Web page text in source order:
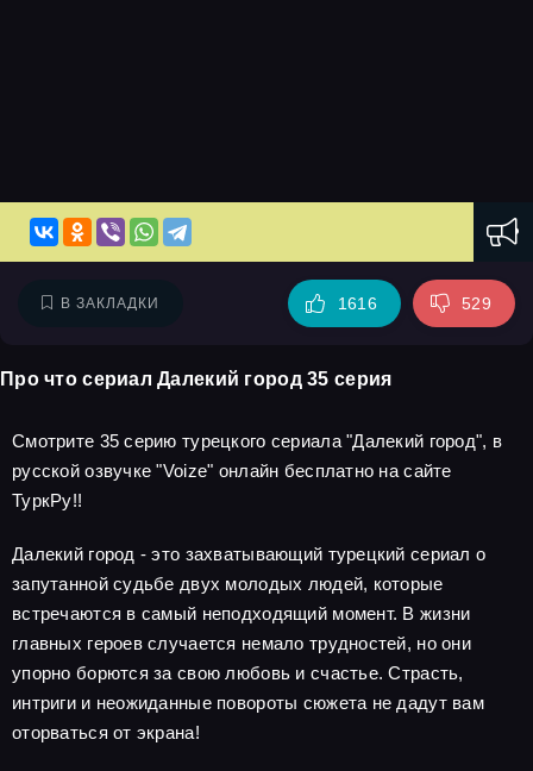
В ЗАКЛАДКИ 1616 529
Про что сериал Далекий город 35 серия
Смотрите 35 серию турецкого сериала "Далекий город", в
русской озвучке "Voize" онлайн бесплатно на сайте
ТуркРу!!
Далекий город - это захватывающий турецкий сериал о
запутанной судьбе двух молодых людей, которые
встречаются в самый неподходящий момент. В жизни
главных героев случается немало трудностей, но они
упорно борются за свою любовь и счастье. Страсть,
интриги и неожиданные повороты сюжета не дадут вам
оторваться от экрана!